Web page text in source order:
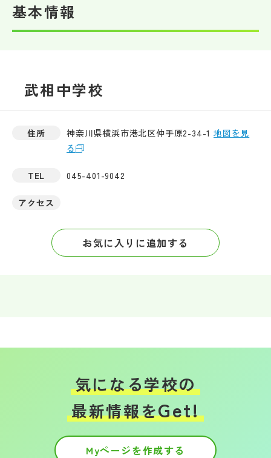
基本情報
武相中学校
住所 神奈川県横浜市港北区仲手原2-34-1地図を見
る
TEL 045-401-9042
アクセス
お気に入りに追加する
気になる学校の
最新情報をGet!
Myページを作成する